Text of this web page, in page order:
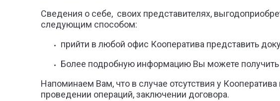
Сведения о себе, своих представителях,
следующим способом:
прийти в любой офис Кооператива представить
Более подробную информацию Вы можете получить
Напоминаем Вам, что в случае отсутствия у
проведении операций, заключении договора.